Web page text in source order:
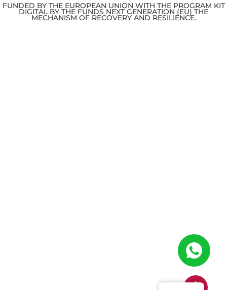
FUNDED BY THE EUROPEAN UNION WITH THE PROGRAM KIT
DIGITAL BY THE FUNDS NEXT GENERATION (EU) THE
MECHANISM OF RECOVERY AND RESILIENCE.